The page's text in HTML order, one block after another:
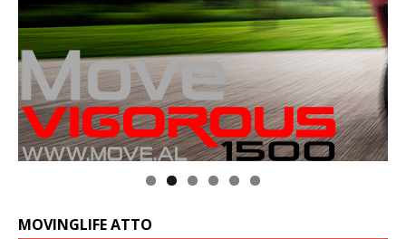
MOVINGLIFE ATTO